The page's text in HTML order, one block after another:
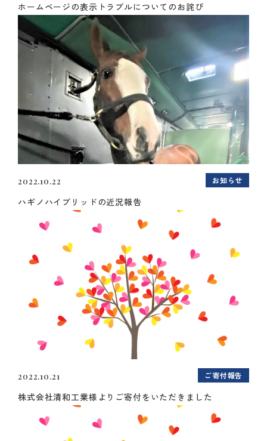
ホームページの表示トラブルについてのお詫び
2022.10.22 お知らせ
ハギノハイブリッドの近況報告
2022.10.21 ご寄付報告
株式会社清和工業様よりご寄付をいただきました